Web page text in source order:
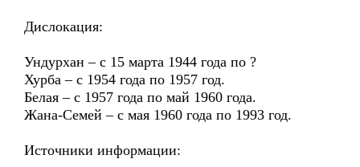
Дислокация:
Ундурхан – с 15 марта 1944 года по ?
Хурба – с 1954 года по 1957 год.
Белая – с 1957 года по май 1960 года.
Жана-Семей – с мая 1960 года по 1993 год.
Источники информации: